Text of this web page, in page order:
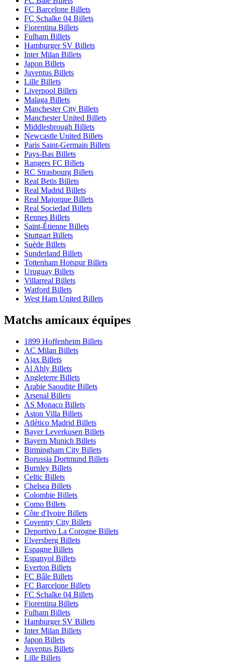
FC Barcelone Billets
FC Schalke 04 Billets
Fiorentina Billets
Fulham Billets
Hamburger SV Billets
Inter Milan Billets
Japon Billets
Juventus Billets
Lille Billets
Liverpool Billets
Malaga Billets
Manchester City Billets
Manchester United Billets
Middlesbrough Billets
Newcastle United Billets
Paris Saint-Germain Billets
Pays-Bas Billets
Rangers FC Billets
RC Strasbourg Billets
Real Betis Billets
Real Madrid Billets
Real Majorque Billets
Real Sociedad Billets
Rennes Billets
Saint-Étienne Billets
Stuttgart Billets
Suède Billets
Sunderland Billets
Tottenham Hotspur Billets
Uruguay Billets
Villarreal Billets
Watford Billets
West Ham United Billets
Matchs amicaux équipes
1899 Hoffenheim Billets
AC Milan Billets
Ajax Billets
Al Ahly Billets
Angleterre Billets
Arabie Saoudite Billets
Arsenal Billets
AS Monaco Billets
Aston Villa Billets
Atlético Madrid Billets
Bayer Leverkusen Billets
Bayern Munich Billets
Birmingham City Billets
Borussia Dortmund Billets
Burnley Billets
Celtic Billets
Chelsea Billets
Colombie Billets
Como Billets
Côte d'Ivoire Billets
Coventry City Billets
Deportivo La Corogne Billets
Elversberg Billets
Espagne Billets
Espanyol Billets
Everton Billets
FC Bâle Billets
FC Barcelone Billets
FC Schalke 04 Billets
Fiorentina Billets
Fulham Billets
Hamburger SV Billets
Inter Milan Billets
Japon Billets
Juventus Billets
Lille Billets